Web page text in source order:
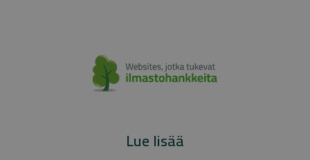
Lue lisää